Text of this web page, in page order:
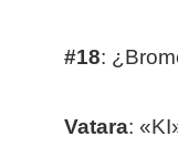
#18:
Vatara: